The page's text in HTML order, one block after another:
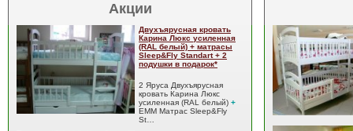
Акции
Двухъярусная кровать
Карина Люкс усиленная
(RAL белый) + матрасы
Sleep&Fly Standart + 2
подушки в подарок*
2 Яруса Двухъярусная
кровать Карина Люкс
усиленная (RAL белый) +
EMM Матрас Sleep&Fly
St…